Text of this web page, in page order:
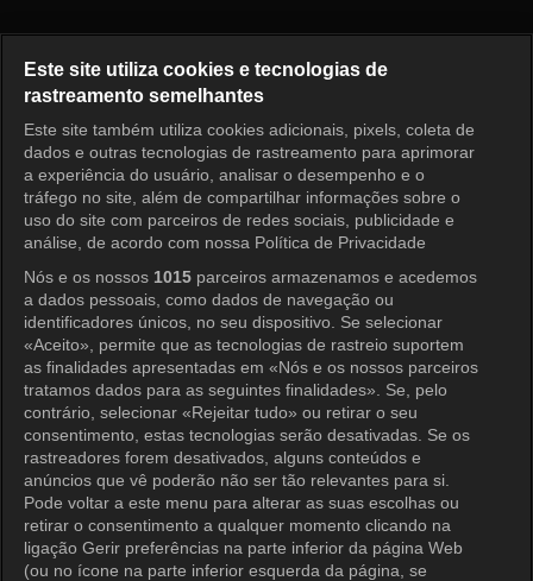
Entrar
Este site utiliza cookies e tecnologias de
rastreamento semelhantes
Este site também utiliza cookies adicionais, pixels, coleta de
dados e outras tecnologias de rastreamento para aprimorar
a experiência do usuário, analisar o desempenho e o
tráfego no site, além de compartilhar informações sobre o
uso do site com parceiros de redes sociais, publicidade e
análise, de acordo com nossa Política de Privacidade
Nós e os nossos 1015 parceiros armazenamos e acedemos
a dados pessoais, como dados de navegação ou
identificadores únicos, no seu dispositivo. Se selecionar
«Aceito», permite que as tecnologias de rastreio suportem
as finalidades apresentadas em «Nós e os nossos parceiros
tratamos dados para as seguintes finalidades». Se, pelo
contrário, selecionar «Rejeitar tudo» ou retirar o seu
consentimento, estas tecnologias serão desativadas. Se os
rastreadores forem desativados, alguns conteúdos e
anúncios que vê poderão não ser tão relevantes para si.
Pode voltar a este menu para alterar as suas escolhas ou
retirar o consentimento a qualquer momento clicando na
ligação Gerir preferências na parte inferior da página Web
(ou no ícone na parte inferior esquerda da página, se